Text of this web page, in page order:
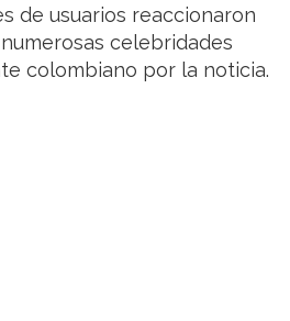
de usuarios reaccionaron
celebridades
colombiano por la noticia.